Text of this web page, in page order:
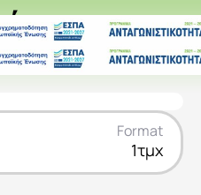
Format
1τμχ